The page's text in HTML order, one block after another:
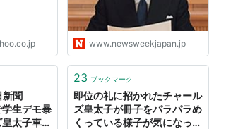
www.newsweekjapan.jp
聞
生デモ暴
太子車に
23 ブックマーク
即位の礼に招かれたチャール
ズ皇太子が冊子をパラパラめ
くっている様子が気になって